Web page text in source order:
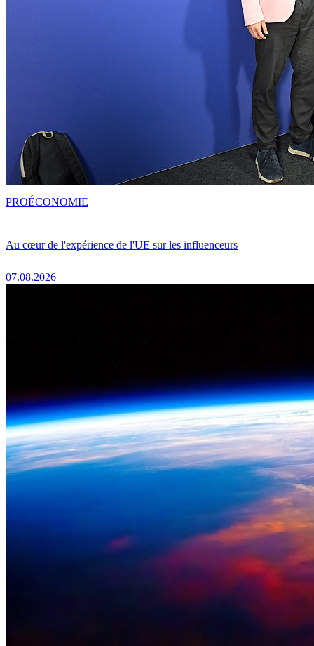
Au cœur de l'expérience de l'UE sur les influenceurs
07.08.2026
PROÉCONOMIE